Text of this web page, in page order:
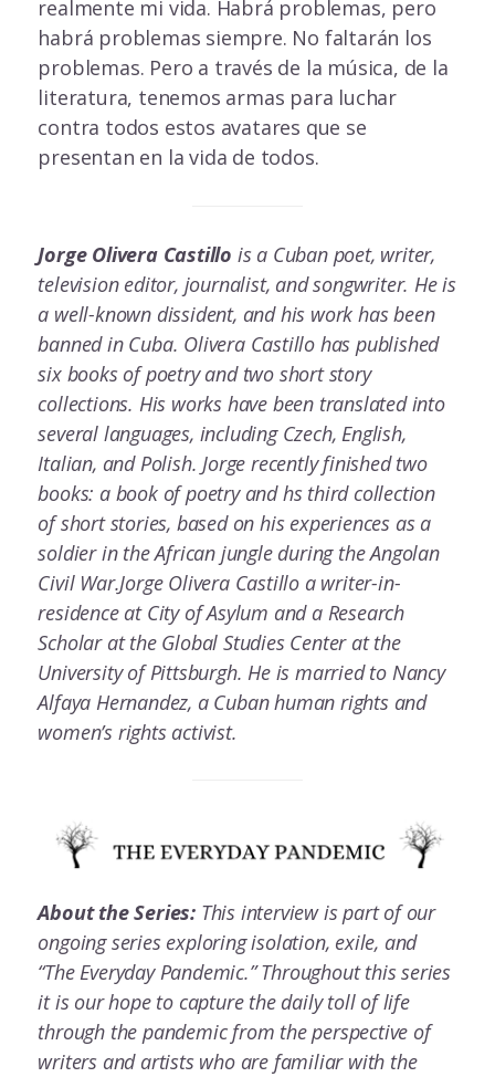
realmente mi vida. Habrá problemas, pero
habrá problemas siempre. No faltarán los
problemas. Pero a través de la música, de la
literatura, tenemos armas para luchar
contra todos estos avatares que se
presentan en la vida de todos.
Jorge Olivera Castillo is a Cuban poet, writer,
television editor, journalist, and songwriter. He is
a well-known dissident, and his work has been
banned in Cuba. Olivera Castillo has published
six books of poetry and two short story
collections. His works have been translated into
several languages, including Czech, English,
Italian, and Polish. Jorge recently finished two
books: a book of poetry and hs third collection
of short stories, based on his experiences as a
soldier in the African jungle during the Angolan
Civil War.Jorge Olivera Castillo a writer-in-
residence at City of Asylum and a Research
Scholar at the Global Studies Center at the
University of Pittsburgh. He is married to Nancy
Alfaya Hernandez, a Cuban human rights and
women’s rights activist.
About the Series: This interview is part of our
ongoing series exploring isolation, exile, and
“The Everyday Pandemic.” Throughout this series
it is our hope to capture the daily toll of life
through the pandemic from the perspective of
writers and artists who are familiar with the